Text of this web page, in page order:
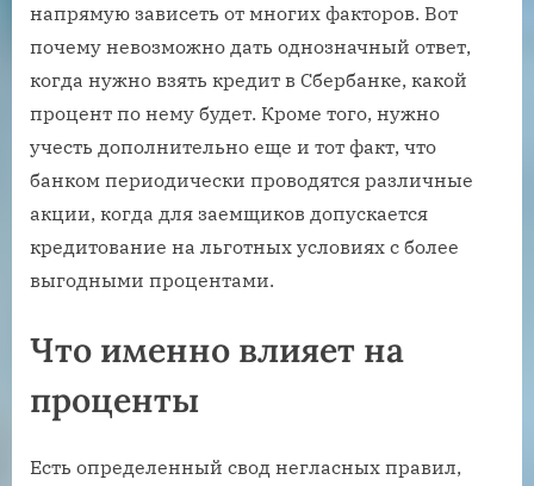
напрямую зависеть от многих факторов. Вот
почему невозможно дать однозначный ответ,
когда нужно взять кредит в Сбербанке, какой
процент по нему будет. Кроме того, нужно
учесть дополнительно еще и тот факт, что
банком периодически проводятся различные
акции, когда для заемщиков допускается
кредитование на льготных условиях с более
выгодными процентами.
Что именно влияет на
проценты
Есть определенный свод негласных правил,